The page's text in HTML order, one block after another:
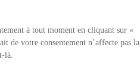
à tout moment en cliquant sur «
de votre consentement n’affecte pas la
là.